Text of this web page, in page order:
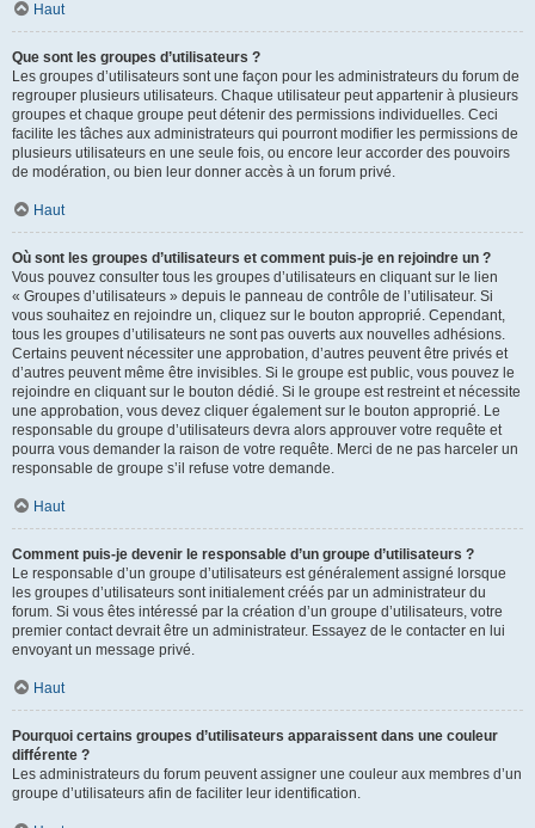
Haut
Que sont les groupes d’utilisateurs ?
Les groupes d’utilisateurs sont une façon pour les administrateurs du forum de
regrouper plusieurs utilisateurs. Chaque utilisateur peut appartenir à plusieurs
groupes et chaque groupe peut détenir des permissions individuelles. Ceci
facilite les tâches aux administrateurs qui pourront modifier les permissions de
plusieurs utilisateurs en une seule fois, ou encore leur accorder des pouvoirs
de modération, ou bien leur donner accès à un forum privé.
Haut
Où sont les groupes d’utilisateurs et comment puis-je en rejoindre un ?
Vous pouvez consulter tous les groupes d’utilisateurs en cliquant sur le lien
« Groupes d’utilisateurs » depuis le panneau de contrôle de l’utilisateur. Si
vous souhaitez en rejoindre un, cliquez sur le bouton approprié. Cependant,
tous les groupes d’utilisateurs ne sont pas ouverts aux nouvelles adhésions.
Certains peuvent nécessiter une approbation, d’autres peuvent être privés et
d’autres peuvent même être invisibles. Si le groupe est public, vous pouvez le
rejoindre en cliquant sur le bouton dédié. Si le groupe est restreint et nécessite
une approbation, vous devez cliquer également sur le bouton approprié. Le
responsable du groupe d’utilisateurs devra alors approuver votre requête et
pourra vous demander la raison de votre requête. Merci de ne pas harceler un
responsable de groupe s’il refuse votre demande.
Haut
Comment puis-je devenir le responsable d’un groupe d’utilisateurs ?
Le responsable d’un groupe d’utilisateurs est généralement assigné lorsque
les groupes d’utilisateurs sont initialement créés par un administrateur du
forum. Si vous êtes intéressé par la création d’un groupe d’utilisateurs, votre
premier contact devrait être un administrateur. Essayez de le contacter en lui
envoyant un message privé.
Haut
Pourquoi certains groupes d’utilisateurs apparaissent dans une couleur
différente ?
Les administrateurs du forum peuvent assigner une couleur aux membres d’un
groupe d’utilisateurs afin de faciliter leur identification.